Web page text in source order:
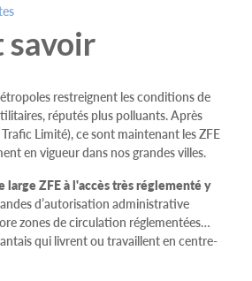
savoir
restreignent les conditions de
réputés plus polluants. Après
Limité), ce sont maintenant les ZFE
en vigueur dans nos grandes villes.
large ZFE à l'accès très réglementé y
d’autorisation administrative
zones de circulation réglementées…
qui livrent ou travaillent en centre-